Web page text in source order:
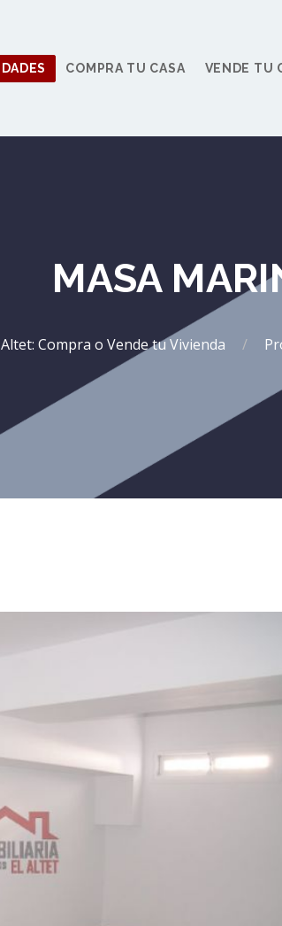
COMPRA TU CASA VENDE TU
MASA
Compra o Vende tu Vivienda